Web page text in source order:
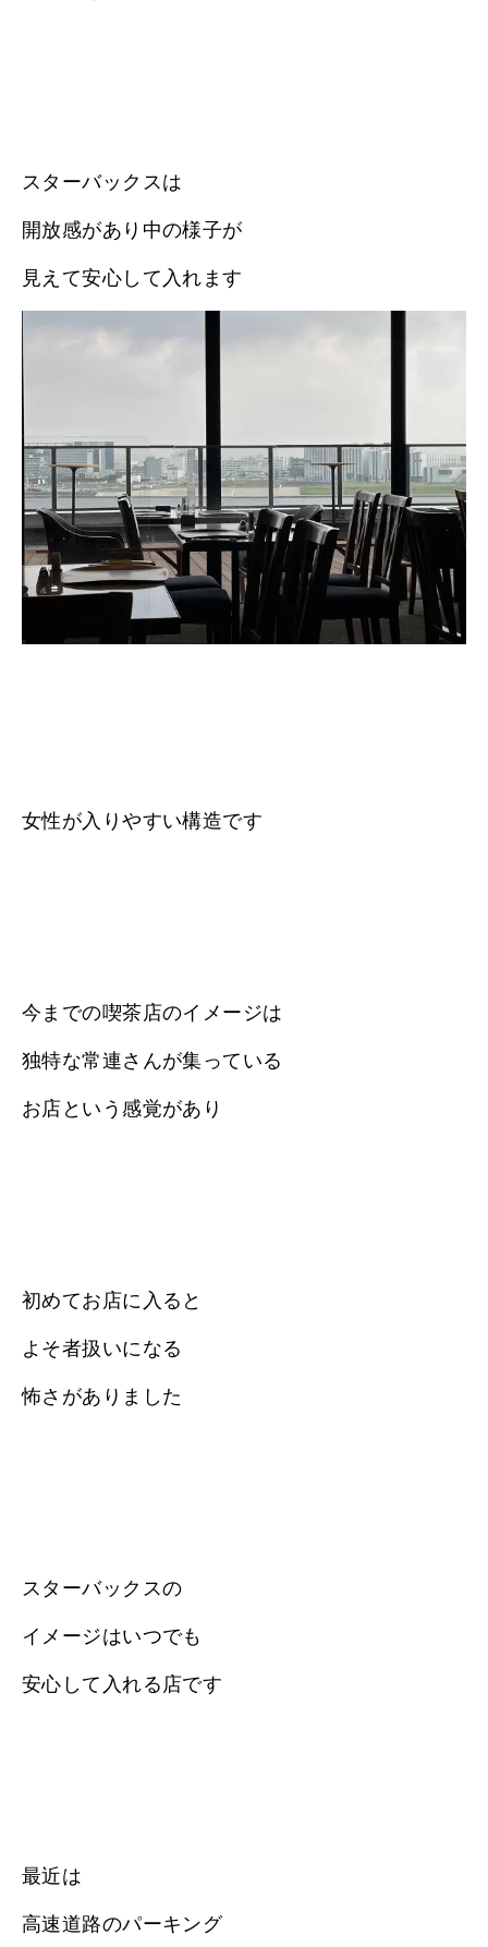
スターバックスは
開放感があり中の様子が
見えて安心して入れます
女性が入りやすい構造です
今までの喫茶店のイメージは
独特な常連さんが集っている
お店という感覚があり
初めてお店に入ると
よそ者扱いになる
怖さがありました
スターバックスの
イメージはいつでも
安心して入れる店です
最近は
高速道路のパーキング